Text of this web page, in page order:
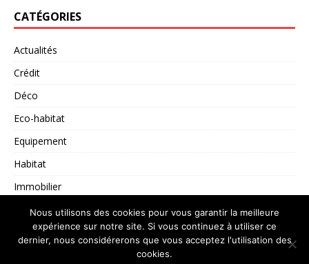
CATÉGORIES
Actualités
Crédit
Déco
Eco-habitat
Equipement
Habitat
Immobilier
Non classé
Nous utilisons des cookies pour vous garantir la meilleure
expérience sur notre site. Si vous continuez à utiliser ce
dernier, nous considérerons que vous acceptez l'utilisation des
cookies.